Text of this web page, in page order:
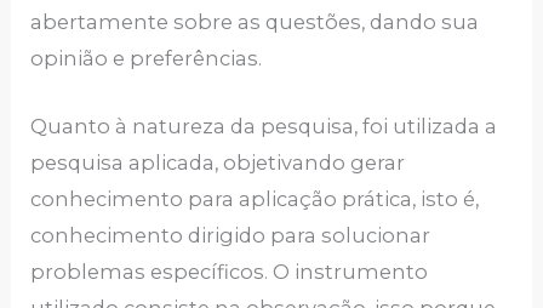
abertamente sobre as questões, dando sua
opinião e preferências.
Quanto à natureza da pesquisa, foi utilizada a
pesquisa aplicada, objetivando gerar
conhecimento para aplicação prática, isto é,
conhecimento dirigido para solucionar
problemas específicos. O instrumento